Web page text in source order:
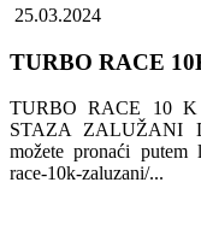
25.03.2024
TURBO RACE
TURBO RACE 10 K
STAZA ZALUŽANI
možete pronaći putem
race-10k-zaluzani/...